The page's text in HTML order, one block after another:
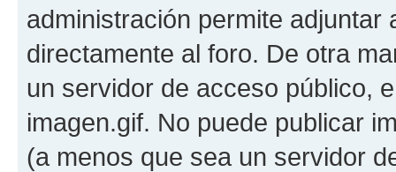
administración permite
directamente al foro. De otra
un servidor de acceso público,
imagen.gif. No puede publicar
(a menos que sea un servidor